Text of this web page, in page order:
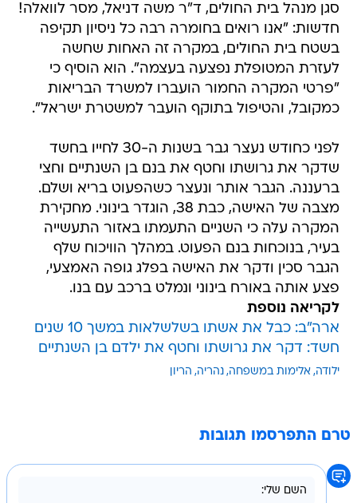
סגן מנהל בית החולים, ד"ר משה דניאל, מסר לוואלה!
חדשות: "אנו רואים בחומרה רבה כל ניסיון תקיפה
בשטח בית החולים, במקרה זה האחות שחשה
לעזרת המטופלת נפצעה בעצמה". הוא הוסיף כי
"פרטי המקרה החמור הועברו למשרד הבריאות
כמקובל, והטיפול בתוקף הועבר למשטרת ישראל".
לפני כחודש נעצר גבר בשנות ה-30 לחייו בחשד
שדקר את גרושתו וחטף את בנם בן השנתיים וחצי
ברעננה. הגבר אותר ונעצר כשהפעוט בריא ושלם.
מצבה של האישה, כבת 38, הוגדר בינוני. מחקירת
המקרה עלה כי השניים התעמתו באזור התעשייה
בעיר, בנוכחות בנם הפעוט. במהלך הוויכוח שלף
הגבר סכין ודקר את האישה בפלג גופה האמצעי,
פצע אותה באורח בינוני ונמלט ברכב עם בנו.
לקריאה נוספת
ארה"ב: כבל את אשתו בשלשלאות במשך 10 שנים
חשד: דקר את גרושתו וחטף את ילדם בן השנתיים
ילודה אלימות במשפחה נהריה הריון
טרם התפרסמו תגובות